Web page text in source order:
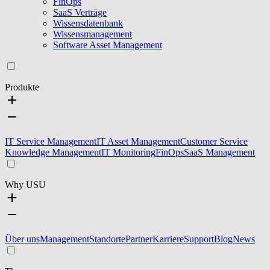
SaaS Verträge
Wissensdatenbank
Wissensmanagement
Software Asset Management
Produkte
IT Service ManagementIT Asset ManagementCustomer Service
Knowledge ManagementIT MonitoringFinOpsSaaS Management
Why USU
Über unsManagementStandortePartnerKarriereSupportBlogNews